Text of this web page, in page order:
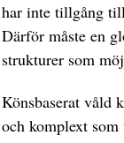
har inte tillgång
Därför måste en
strukturer som
Könsbaserat våld
och komplext